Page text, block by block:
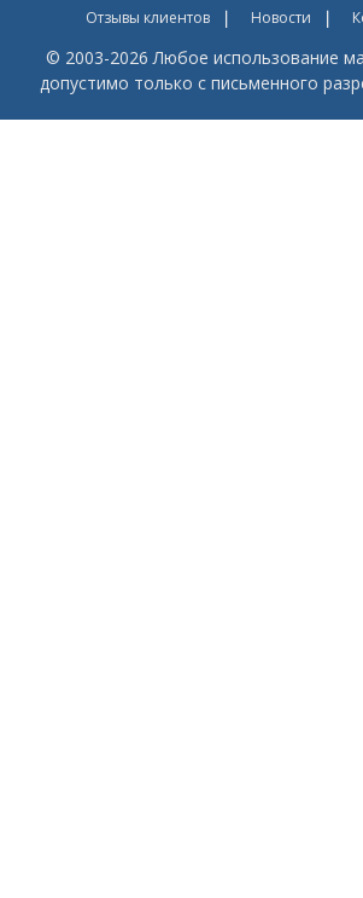
Отзывы клиентов
Новости
© 2003-2026 Любое использование
допустимо только с письменного